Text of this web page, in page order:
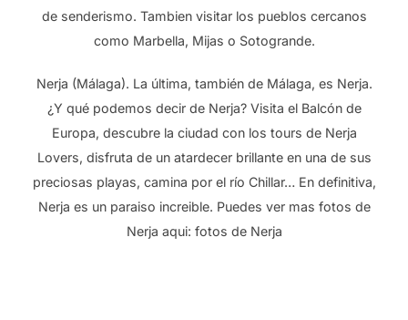
de senderismo. Tambien visitar los pueblos cercanos
como Marbella, Mijas o Sotogrande.
Nerja (Málaga). La última, también de Málaga, es Nerja.
¿Y qué podemos decir de Nerja? Visita el Balcón de
Europa, descubre la ciudad con los tours de Nerja
Lovers, disfruta de un atardecer brillante en una de sus
preciosas playas, camina por el río Chillar… En definitiva,
Nerja es un paraiso increible. Puedes ver mas fotos de
Nerja aqui: fotos de Nerja